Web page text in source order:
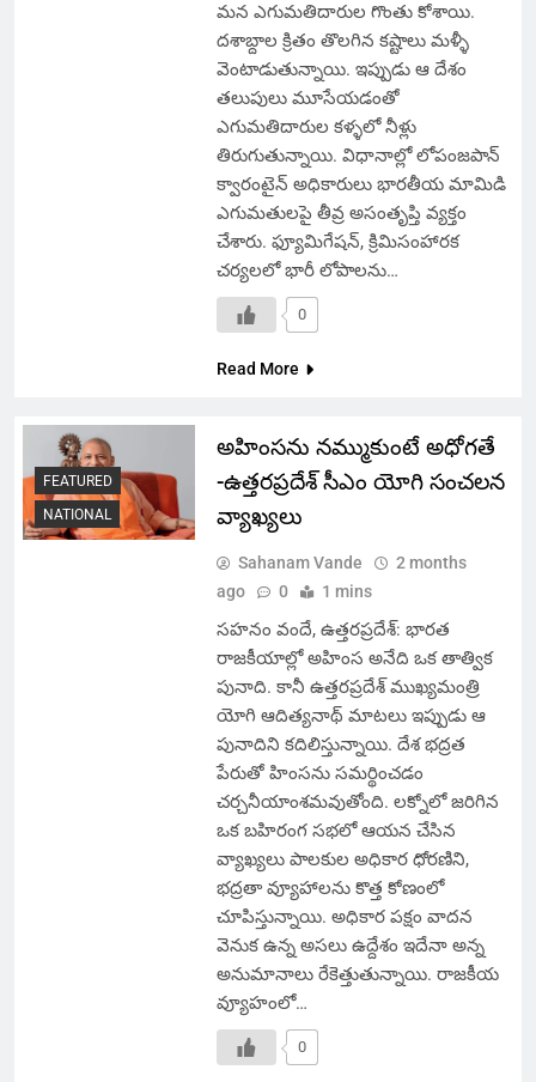
మన ఎగుమతిదారుల గొంతు కోశాయి.
దశాబ్దాల క్రితం తొలగిన కష్టాలు మళ్ళీ
వెంటాడుతున్నాయి. ఇప్పుడు ఆ దేశం
తలుపులు మూసేయడంతో
ఎగుమతిదారుల కళ్ళలో నీళ్లు
తిరుగుతున్నాయి. విధానాల్లో లోపంజపాన్
క్వారంటైన్ అధికారులు భారతీయ మామిడి
ఎగుమతులపై తీవ్ర అసంతృప్తి వ్యక్తం
చేశారు. ఫ్యూమిగేషన్, క్రిమిసంహారక
చర్యలలో భారీ లోపాలను…
0
Read More
FEATURED
NATIONAL
అహింసను నమ్ముకుంటే అధోగతే
-ఉత్తరప్రదేశ్ సీఎం యోగి సంచలన
వ్యాఖ్యలు
Sahanam Vande
2 months
ago
0 1 mins
సహనం వందే, ఉత్తరప్రదేశ్: భారత
రాజకీయాల్లో అహింస అనేది ఒక తాత్విక
పునాది. కానీ ఉత్తరప్రదేశ్ ముఖ్యమంత్రి
యోగి ఆదిత్యనాథ్ మాటలు ఇప్పుడు ఆ
పునాదిని కదిలిస్తున్నాయి. దేశ భద్రత
పేరుతో హింసను సమర్థించడం
చర్చనీయాంశమవుతోంది. లక్నోలో జరిగిన
ఒక బహిరంగ సభలో ఆయన చేసిన
వ్యాఖ్యలు పాలకుల అధికార ధోరణిని,
భద్రతా వ్యూహాలను కొత్త కోణంలో
చూపిస్తున్నాయి. అధికార పక్షం వాదన
వెనుక ఉన్న అసలు ఉద్దేశం ఇదేనా అన్న
అనుమానాలు రేకెత్తుతున్నాయి. రాజకీయ
వ్యూహంలో…
0